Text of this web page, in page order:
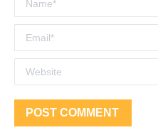
Email *
Website
POST COMMENT